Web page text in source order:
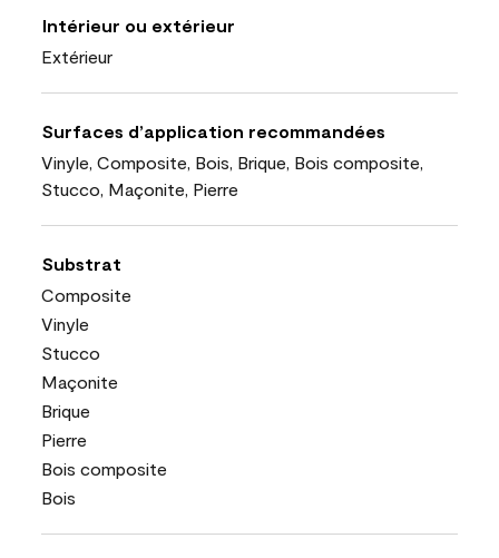
Intérieur ou extérieur
Extérieur
Surfaces d’application recommandées
Vinyle, Composite, Bois, Brique, Bois composite,
Stucco, Maçonite, Pierre
Substrat
Composite
Vinyle
Stucco
Maçonite
Brique
Pierre
Bois composite
Bois